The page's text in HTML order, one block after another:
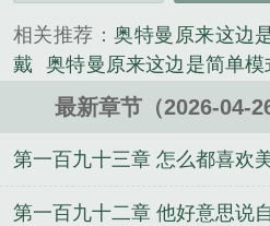
《奥特曼：原来这边是简单
创作的言情类小说。
相关推荐：奥特曼原来这边
戴
奥特曼原来这边是简单模
奥特曼 奥特曼原来这边是
级简单的奥特曼
奥特曼原
学网 简单版奥特曼 奥特曼
曼 我要看简单的奥特曼 奥
最新章节（2026-04-
第一百九十三章 怎么都喜欢
第一百九十二章 他好意思说